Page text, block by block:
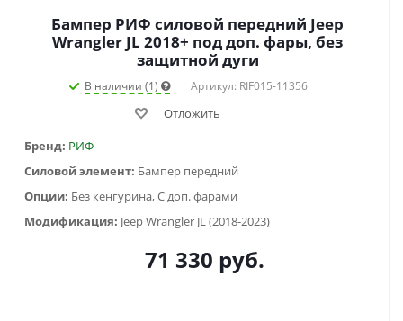
Бампер РИФ силовой передний Jeep
Wrangler JL 2018+ под доп. фары, без
защитной дуги
В наличии (1) Артикул: RIF015-11356
Отложить
Бренд: РИФ
Силовой элемент: Бампер передний
Опции: Без кенгурина, С доп. фарами
Модификация: Jeep Wrangler JL (2018-2023)
71 330 руб.